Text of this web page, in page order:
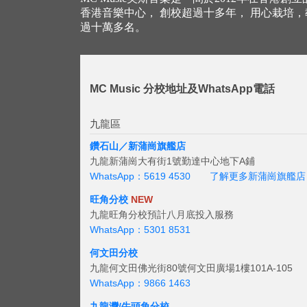
香港音樂中心， 創校超過十多年， 用心栽培，
過十萬多名。
MC Music 分校地址及WhatsApp電話
九龍區
鑽石山／新蒲崗旗艦店
九龍新蒲崗大有街1號勤達中心地下A鋪
WhatsApp：5619 4530
了解更多新蒲崗旗艦店
旺角分校 NEW
九龍旺角分校預計八月底投入服務
WhatsApp：5301 8531
何文田分校
九龍何文田佛光街80號何文田廣場1樓101A-105
WhatsApp：9866 1463